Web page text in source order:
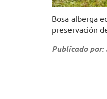
Bosa alberga
preservación
Publicado por: